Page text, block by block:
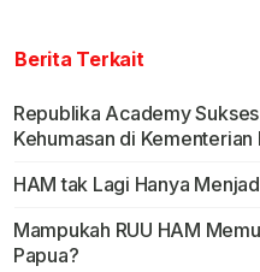
Berita Terkait
Republika Academy
Kehumasan di Kementerian
HAM tak Lagi Hanya
Mampukah RUU HAM
Papua?